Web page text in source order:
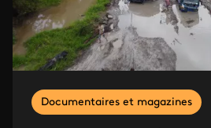
Documentaires et magazines